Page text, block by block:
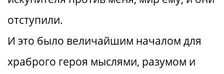
отступили.
И это было величайшим началом для
храброго героя мыслями, разумом и